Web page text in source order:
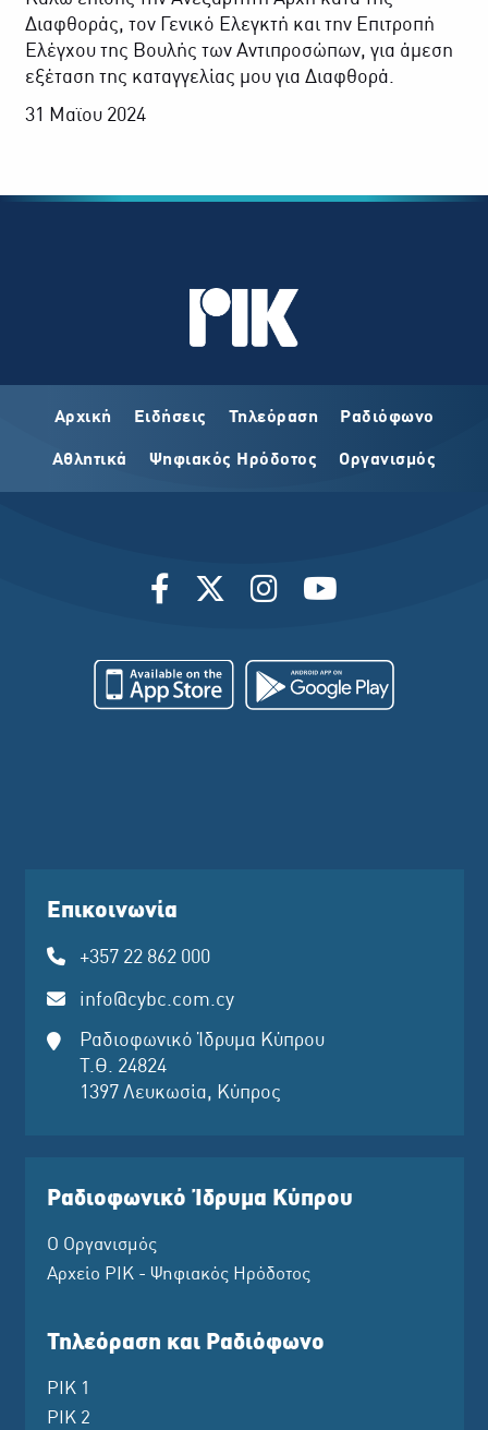
Διαφθοράς, τον Γενικό Ελεγκτή και την Επιτροπή
Ελέγχου της Βουλής των Αντιπροσώπων, για άμεση
εξέταση της καταγγελίας μου για Διαφθορά.
31 Μαϊου 2024
Αρχική Ειδήσεις Τηλεόραση Ραδιόφωνο
Αθλητικά Ψηφιακός Ηρόδοτος Οργανισμός
Επικοινωνία
+357 22 862 000
info@cybc.com.cy
Ραδιοφωνικό Ίδρυμα Κύπρου
Τ.Θ. 24824
1397 Λευκωσία, Κύπρος
Ραδιοφωνικό Ίδρυμα Κύπρου
Ο Οργανισμός
Αρχείο ΡΙΚ - Ψηφιακός Ηρόδοτος
Τηλεόραση και Ραδιόφωνο
ΡΙΚ 1
ΡΙΚ 2